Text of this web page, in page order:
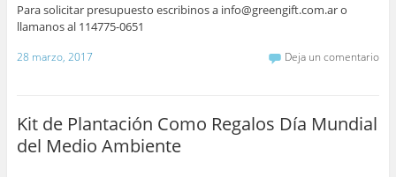
Para solicitar presupuesto escribinos a info@greengift.com.ar o
llamanos al 114775-0651
28 marzo, 2017 Deja un comentario
Kit de Plantación Como Regalos Día Mundial
del Medio Ambiente